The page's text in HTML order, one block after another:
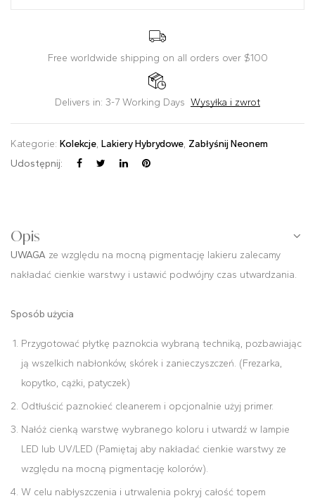
Free worldwide shipping on all orders over $100
Delivers in: 3-7 Working Days Wysyłka i zwrot
Kategorie: Kolekcje, Lakiery Hybrydowe, Zabłyśnij Neonem
Udostępnij:
Opis
UWAGA ze względu na mocną pigmentację lakieru zalecamy
nakładać cienkie warstwy i ustawić podwójny czas utwardzania.
Sposób użycia
Przygotować płytkę paznokcia wybraną techniką, pozbawiając
ją wszelkich nabłonków, skórek i zanieczyszczeń. (Frezarka,
kopytko, cążki, patyczek)
Odtłuścić paznokieć cleanerem i opcjonalnie użyj primer.
Nałóż cienką warstwę wybranego koloru i utwardź w lampie
LED lub UV/LED (Pamiętaj aby nakładać cienkie warstwy ze
względu na mocną pigmentację kolorów).
W celu nabłyszczenia i utrwalenia pokryj całość topem